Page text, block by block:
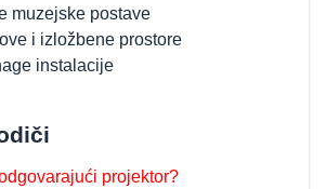
muzejske postave
i izložbene prostore
instalacije
projektor?